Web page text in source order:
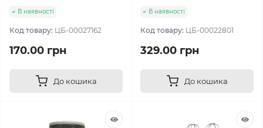
В наявності
Код товару: ЦБ-00027162
170.00 грн
До кошика
В наявності
Код товару: ЦБ-00022801
329.00 грн
До кошика